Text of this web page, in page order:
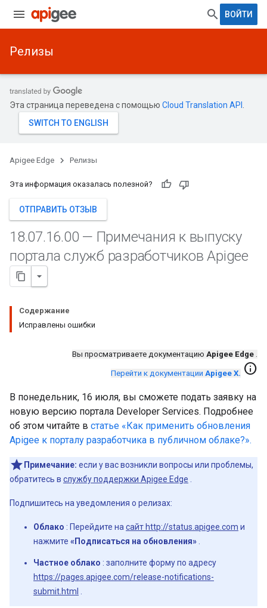
ВОЙТИ
Релизы
Эта страница переведена с помощью Cloud Translation API
Apigee Edge Релизы
Эта информация оказалась полезной?
ОТПРАВИТЬ ОТЗЫВ
18.07.16.00 — Примечания к выпуску
портала служб разработчиков Apigee
Содержание
Исправлены ошибки
Вы просматриваете документацию Apigee Edge .
Перейти к документации Apigee X. info
В понедельник, 16 июля, вы сможете подать заявку на
новую версию портала Developer Services. Подробнее
об этом читайте в статье «Как применить обновления
Apigee к порталу разработчика в публичном облаке?».
Примечание: если у вас возникли вопросы или проблемы,
обратитесь в службу поддержки Apigee Edge
Подпишитесь на уведомления о релизах:
Облако : Перейдите на сайт http://status.apigee.com и
нажмите «Подписаться на обновления»
Частное облако : заполните форму по адресу
https://pages.apigee.com/release-notifications-
submit.html